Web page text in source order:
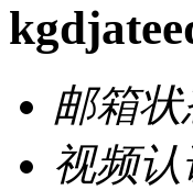
邮箱状
视频认